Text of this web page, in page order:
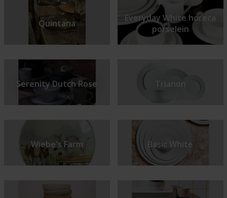
Quintana
Everyday White horeca
porselein
Serenity Dutch Rose Trianon
Wiebe's Farm Basic White